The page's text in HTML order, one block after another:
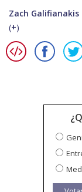
Zach Galifianakis
(+)